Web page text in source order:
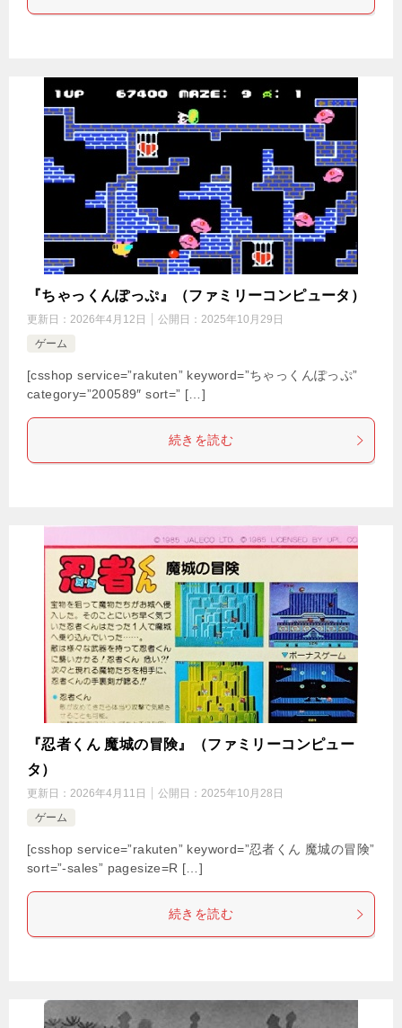
『ちゃっくんぽっぷ』（ファミリーコンピュータ）
更新日： 2026年4月12日 公開日： 2025年10月29日
ゲーム
[csshop service=”rakuten” keyword=”ちゃっくんぽっぷ”
category=”200589″ sort=” […]
続きを読む
『忍者くん 魔城の冒険』（ファミリーコンピュー
タ）
更新日： 2026年4月11日 公開日： 2025年10月28日
ゲーム
[csshop service=”rakuten” keyword=”忍者くん 魔城の冒険”
sort=”-sales” pagesize=R […]
続きを読む